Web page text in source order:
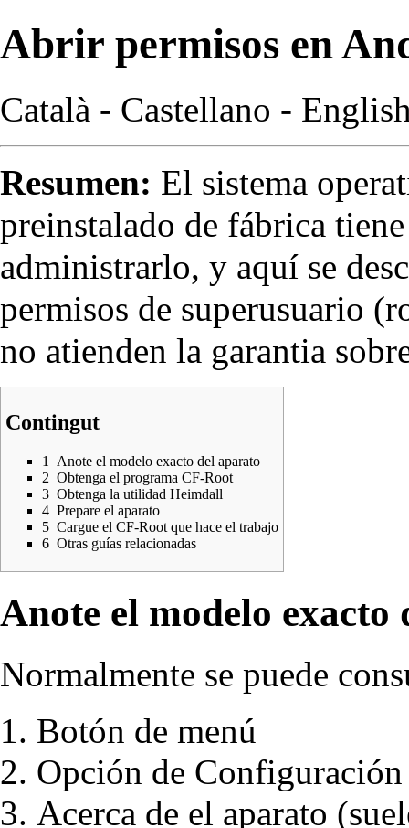
Abrir permisos en
Català - Castellano -
Resumen: El sistema
preinstalado de fábrica
administrarlo, y aquí se
permisos de superusuario
no atienden la garantia
Contingut
1
Anote el modelo exacto del aparato
2 Obtenga el programa CF-Root
3 Obtenga la utilidad Heimdall
4 Prepare el aparato
5 Cargue el CF-Root que hace el trabajo
6 Otras guías relacionadas
Anote el modelo exacto
Normalmente se puede
Botón de menú
Opción de Configuración
Acerca de el aparato